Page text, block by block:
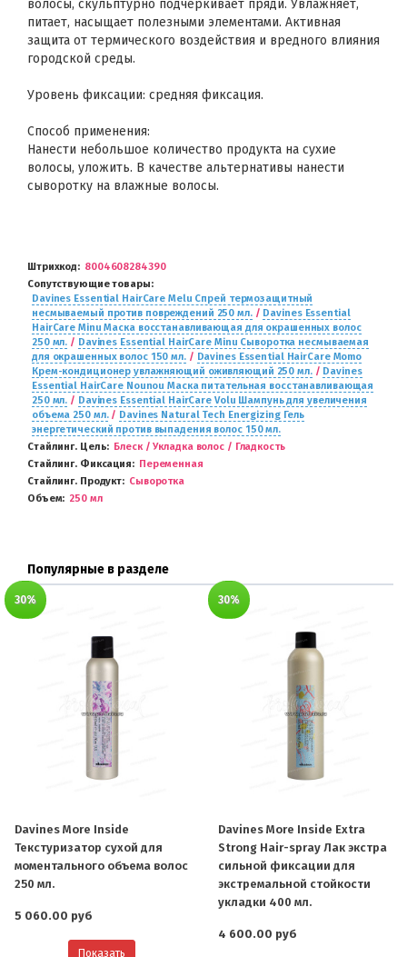
волосы, скульптурно подчеркивает пряди. Увлажняет,
питает, насыщает полезными элементами. Активная
защита от термического воздействия и вредного влияния
городской среды.
Уровень фиксации: средняя фиксация.
Способ применения:
Нанести небольшое количество продукта на сухие
волосы, уложить. В качестве альтернативы нанести
сыворотку на влажные волосы.
Штрихкод
8004608284390
Сопутствующие товары
Davines Essential HairCare Melu Спрей термозащитный
несмываемый против повреждений 250 мл./ Davines Essential
HairCare Minu Маска восстанавливающая для окрашенных волос
250 мл. / Davines Essential HairCare Minu Сыворотка несмываемая
для окрашенных волос 150 мл./ Davines Essential HairCare Momo
Крем-кондиционер увлажняющий оживляющий 250 мл./ Davines
Essential HairCare Nounou Маска питательная восстанавливающая
250 мл. / Davines Essential HairCare Volu Шампунь для увеличения
объема 250 мл./ Davines Natural Tech Energizing Гель
энергетический против выпадения волос 150 мл.
Стайлинг. Цель
Блеск / Укладка волос / Гладкость
Стайлинг. Фиксация
Переменная
Стайлинг. Продукт
Сыворотка
Объем
250 мл
Популярные в разделе
30%
Davines More Inside
Текстуризатор сухой для
моментального объема волос
250 мл.
5 060.00 руб
Показать
30%
Davines More Inside Extra
Strong Hair-spray Лак экстра
сильной фиксации для
экстремальной стойкости
укладки 400 мл.
4 600.00 руб